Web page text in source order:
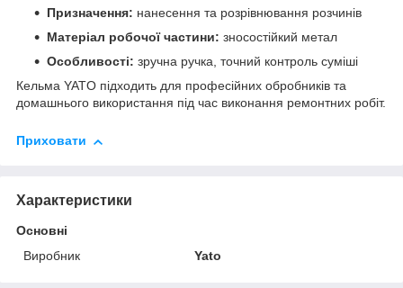
Призначення: нанесення та розрівнювання розчинів
Матеріал робочої частини: зносостійкий метал
Особливості: зручна ручка, точний контроль суміші
Кельма YATO підходить для професійних обробників та
домашнього використання під час виконання ремонтних робіт.
Приховати
Характеристики
Основні
Виробник
Yato